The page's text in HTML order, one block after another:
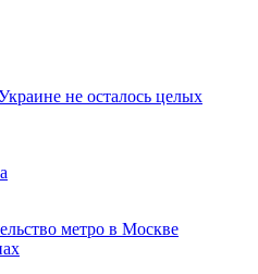
не осталось целых
метро в Москве